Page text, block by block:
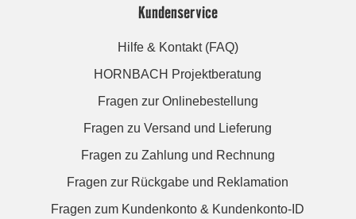
Kundenservice
Hilfe & Kontakt (FAQ)
HORNBACH Projektberatung
Fragen zur Onlinebestellung
Fragen zu Versand und Lieferung
Fragen zu Zahlung und Rechnung
Fragen zur Rückgabe und Reklamation
Fragen zum Kundenkonto & Kundenkonto-ID